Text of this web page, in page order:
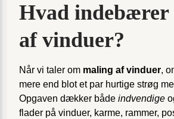
Hvad indebærer
af vinduer?
Når vi taler om maling af vinduer,
mere end blot et par hurtige strøg
Opgaven dækker både indvendige
flader på vinduer, karme, rammer,